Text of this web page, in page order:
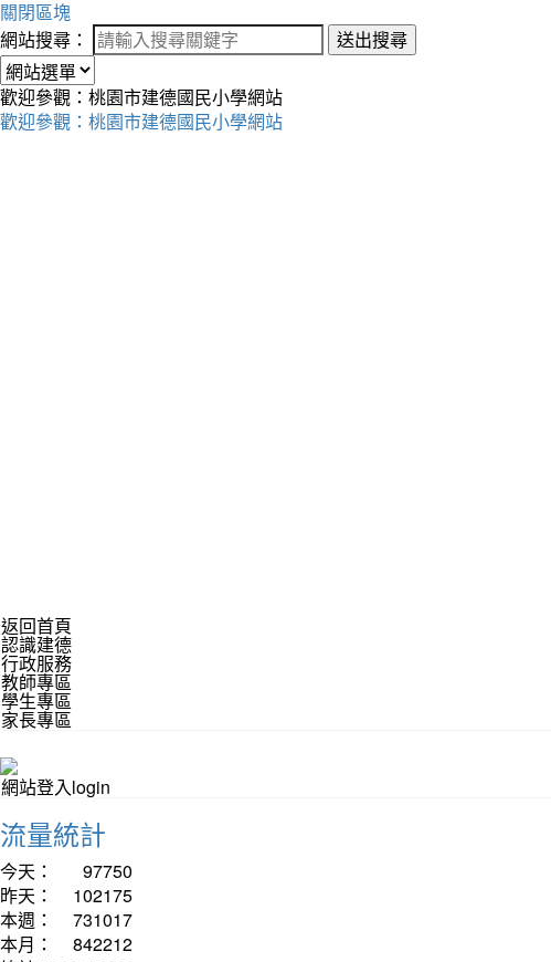
關閉區塊
網站搜尋：
送出搜尋
歡迎參觀：桃園市建德國民小學網站
歡迎參觀：桃園市建德國民小學網站
返回首頁
認識建德
行政服務
教師專區
學生專區
家長專區
網站登入login
流量統計
今天：
97750
昨天：
102175
本週：
731017
本月：
842212